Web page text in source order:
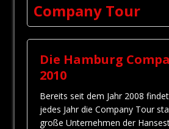
Company Tour
Die Hamburg
2010
Bereits seit dem Jahr 2008
jedes Jahr die Company Tour
große Unternehmen der